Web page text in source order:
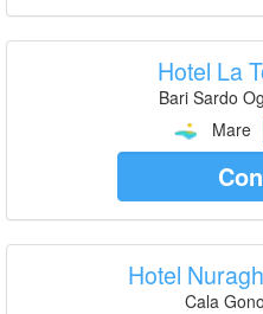
Hotel La
Bari Sardo
Mare
Hotel
Cala